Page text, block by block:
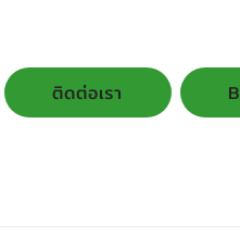
ติดต่อเรา